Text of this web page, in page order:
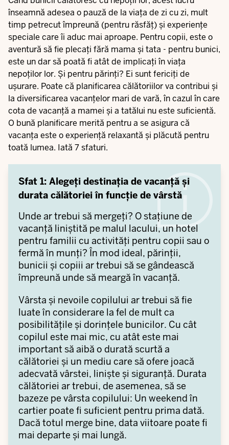
înseamnă adesea o pauză de la viața de zi cu zi, mult
timp petrecut împreună (pentru răsfăț) și experiențe
speciale care îi aduc mai aproape. Pentru copii, este o
aventură să fie plecați fără mama și tata - pentru bunici,
este un dar să poată fi atât de implicați în viața
nepoților lor. Și pentru părinți? Ei sunt fericiți de
ușurare. Poate că planificarea călătoriilor va contribui și
la diversificarea vacanțelor mari de vară, în cazul în care
cota de vacanță a mamei și a tatălui nu este suficientă.
O bună planificare merită pentru a se asigura că
vacanța este o experiență relaxantă și plăcută pentru
toată lumea. Iată 7 sfaturi.
Sfat 1: Alegeți destinația de vacanță și
durata călătoriei în funcție de vârstă
Unde ar trebui să mergeți? O stațiune de
vacanță liniștită pe malul lacului, un hotel
pentru familii cu activități pentru copii sau o
fermă în munți? În mod ideal, părinții,
bunicii și copiii ar trebui să se gândească
împreună unde să meargă în vacanță.
Vârsta și nevoile copilului ar trebui să fie
luate în considerare la fel de mult ca
posibilitățile și dorințele bunicilor. Cu cât
copilul este mai mic, cu atât este mai
important să aibă o durată scurtă a
călătoriei și un mediu care să ofere joacă
adecvată vârstei, liniște și siguranță. Durata
călătoriei ar trebui, de asemenea, să se
bazeze pe vârsta copilului: Un weekend în
cartier poate fi suficient pentru prima dată.
Dacă totul merge bine, data viitoare poate fi
mai departe și mai lungă.